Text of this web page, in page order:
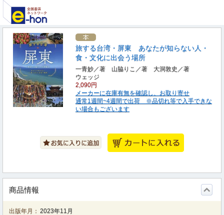
旅する台湾・屏東 あなたが知らない人・
食・文化に出会う場所
一青妙／著 山脇りこ／著 大洞敦史／著
ウェッジ
2,090円
メーカーに在庫有無を確認し、お取り寄せ
通常1週間~4週間で出荷 ※品切れ等で入手できな
い場合もございます
商品情報
出版年月： 2023年11月